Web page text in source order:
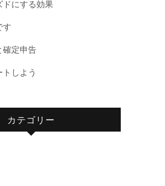
ドにする効果
す
確定申告
しよう
カテゴリー